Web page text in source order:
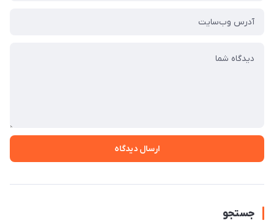
ارسال دیدگاه
جستجو